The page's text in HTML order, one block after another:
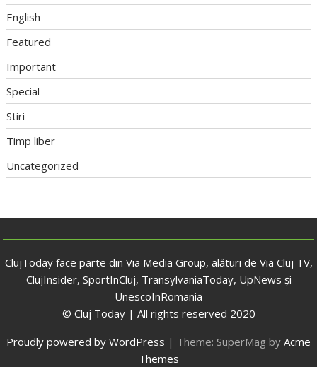
English
Featured
Important
Special
Stiri
Timp liber
Uncategorized
ClujToday face parte din Via Media Group, alături de Via Cluj TV,
ClujInsider, SportInCluj, TransylvaniaToday, UpNews și
UnescoInRomania
© Cluj Today | All rights reserved 2020
Proudly powered by WordPress | Theme: SuperMag by Acme
Themes